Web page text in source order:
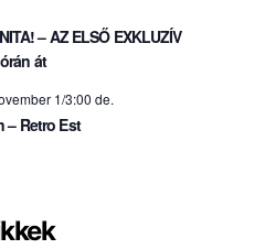
– AZ ELSŐ EXKLUZÍV
át
1/3:00 de.
– Retro Est